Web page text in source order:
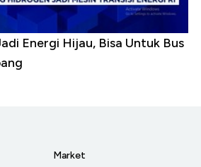
Energi Hijau, Bisa Untuk Bus
Market